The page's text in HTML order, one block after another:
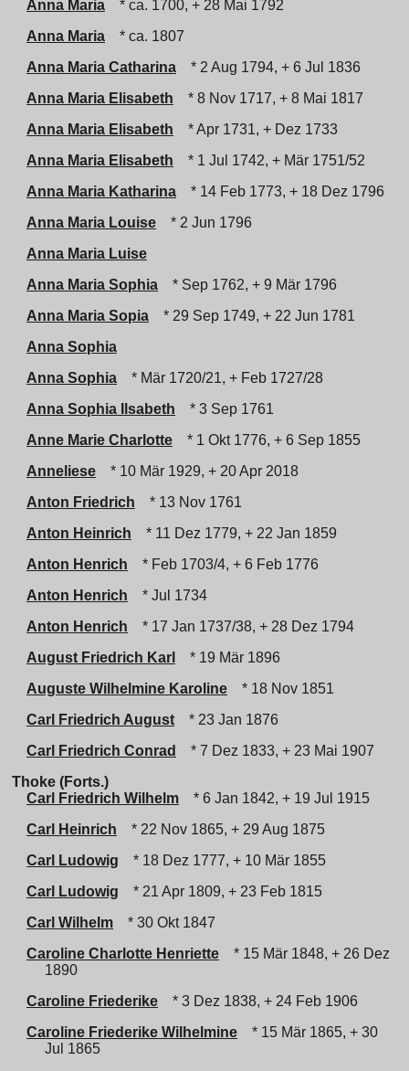
Anna Maria
* ca. 1700, + 28 Mai 1792
Anna Maria
* ca. 1807
Anna Maria Catharina
* 2 Aug 1794, + 6 Jul 1836
Anna Maria Elisabeth
* 8 Nov 1717, + 8 Mai 1817
Anna Maria Elisabeth
* Apr 1731, + Dez 1733
Anna Maria Elisabeth
* 1 Jul 1742, + Mär 1751/52
Anna Maria Katharina
* 14 Feb 1773, + 18 Dez 1796
Anna Maria Louise
* 2 Jun 1796
Anna Maria Luise
Anna Maria Sophia
* Sep 1762, + 9 Mär 1796
Anna Maria Sopia
* 29 Sep 1749, + 22 Jun 1781
Anna Sophia
Anna Sophia
* Mär 1720/21, + Feb 1727/28
Anna Sophia Ilsabeth
* 3 Sep 1761
Anne Marie Charlotte
* 1 Okt 1776, + 6 Sep 1855
Anneliese
* 10 Mär 1929, + 20 Apr 2018
Anton Friedrich
* 13 Nov 1761
Anton Heinrich
* 11 Dez 1779, + 22 Jan 1859
Anton Henrich
* Feb 1703/4, + 6 Feb 1776
Anton Henrich
* Jul 1734
Anton Henrich
* 17 Jan 1737/38, + 28 Dez 1794
August Friedrich Karl
* 19 Mär 1896
Auguste Wilhelmine Karoline
* 18 Nov 1851
Carl Friedrich August
* 23 Jan 1876
Carl Friedrich Conrad
* 7 Dez 1833, + 23 Mai 1907
Thoke (Forts.)
Carl Friedrich Wilhelm
* 6 Jan 1842, + 19 Jul 1915
Carl Heinrich
* 22 Nov 1865, + 29 Aug 1875
Carl Ludowig
* 18 Dez 1777, + 10 Mär 1855
Carl Ludowig
* 21 Apr 1809, + 23 Feb 1815
Carl Wilhelm
* 30 Okt 1847
Caroline Charlotte Henriette
* 15 Mär 1848, + 26 Dez
1890
Caroline Friederike
* 3 Dez 1838, + 24 Feb 1906
Caroline Friederike Wilhelmine
* 15 Mär 1865, + 30
Jul 1865